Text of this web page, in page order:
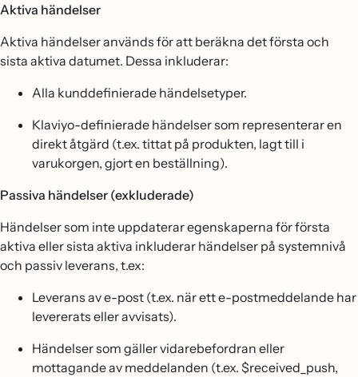
Aktiva händelser
Aktiva händelser används för att beräkna det första och
sista aktiva datumet. Dessa inkluderar:
Alla kunddefinierade händelsetyper.
Klaviyo-definierade händelser som representerar en
direkt åtgärd (t.ex. tittat på produkten, lagt till i
varukorgen, gjort en beställning).
Passiva händelser (exkluderade)
Händelser som inte uppdaterar egenskaperna för första
aktiva eller sista aktiva inkluderar händelser på systemnivå
och passiv leverans, t.ex:
Leverans av e-post (t.ex. när ett e-postmeddelande har
levererats eller avvisats).
Händelser som gäller vidarebefordran eller
mottagande av meddelanden (t.ex. $received_push,